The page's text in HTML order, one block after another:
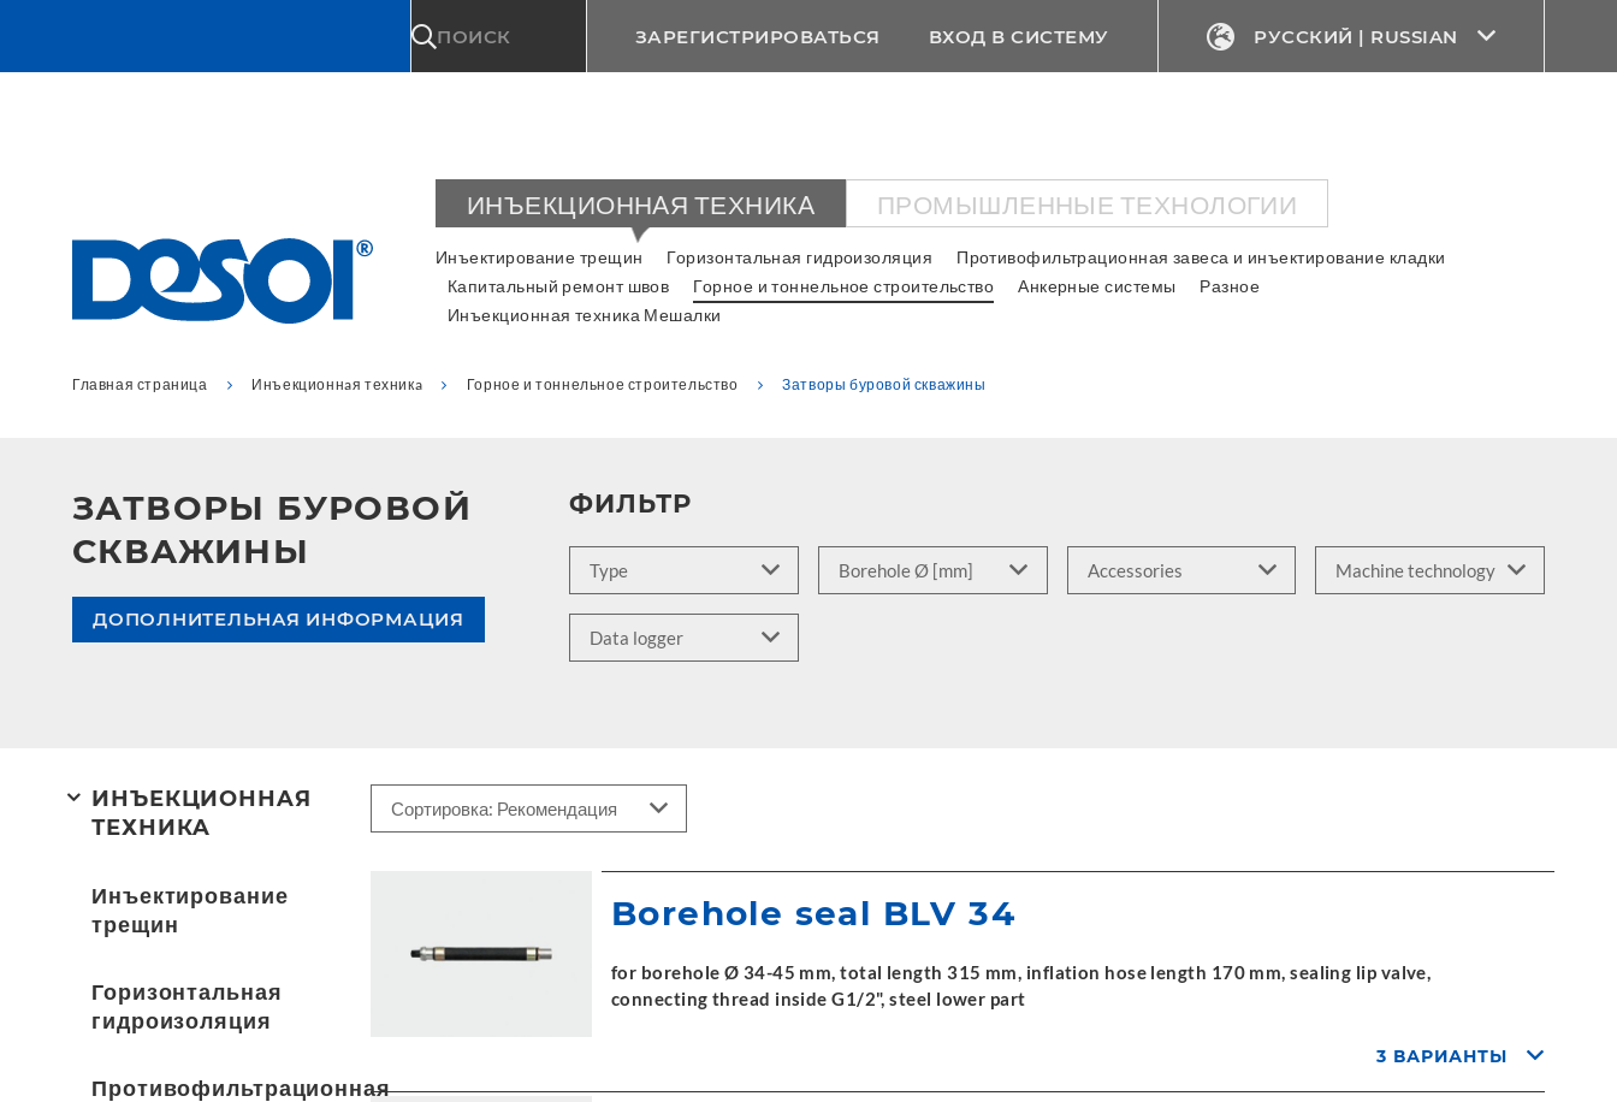
ПОИСК ЗАРЕГИСТРИРОВАТЬСЯ ВХОД В СИСТЕМУ РУССКИЙ | RUSSIAN
ИНЪЕКЦИОННAЯ ТЕХНИКA ПРОМЫШЛЕННЫЕ ТЕХНОЛОГИИ
Инъектирование трещин Горизонтальная гидроизоляция
Противофильтрационная завеса и инъектирование кладки
Капитальный ремонт швов
Горное и тоннельное строительство Анкерные системы
Разное
Инъекционная техника Мешалки
Главная страница Инъекционнaя техникa Горное и тоннельное строительство Затворы буровой скважины
ЗАТВОРЫ БУРОВОЙ
СКВАЖИНЫ
ДОПОЛНИТЕЛЬНАЯ ИНФОРМАЦИЯ
ФИЛЬТР
ИНЪЕКЦИОННAЯ
ТЕХНИКA
Инъектирование
трещин
Горизонтальная
гидроизоляция
Противофильтрационная
Borehole seal BLV 34
for borehole Ø 34-45 mm, total length 315 mm, inflation hose length 170 mm, sealing lip valve,
connecting thread inside G1/2", steel lower part
3 ВАРИАНТЫ